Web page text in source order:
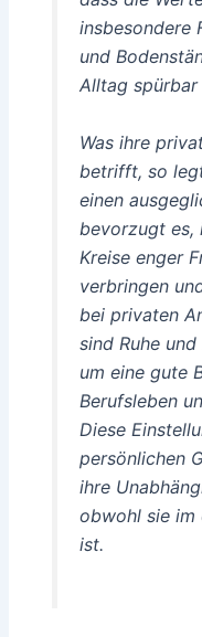
insbesondere
und
Alltag spürbar
Was ihre
betrifft, so
einen
bevorzugt es,
Kreise enger
verbringen
bei privaten
sind Ruhe
um eine gute
Berufsleben
Diese
persönlichen
ihre
obwohl sie im
ist.